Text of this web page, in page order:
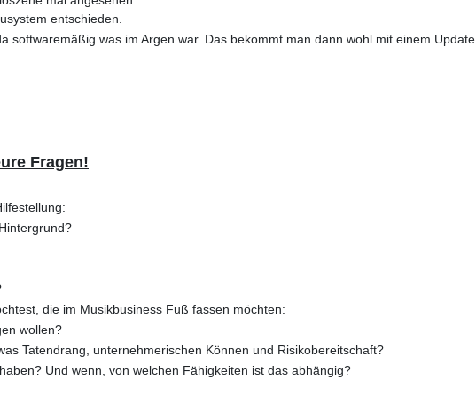
entschieden.
was im Argen war. Das bekommt man dann wohl mit einem Update
Fragen!
die im Musikbusiness Fuß fassen möchten:
wollen?
Tatendrang, unternehmerischen Können und Risikobereitschaft?
Und wenn, von welchen Fähigkeiten ist das abhängig?